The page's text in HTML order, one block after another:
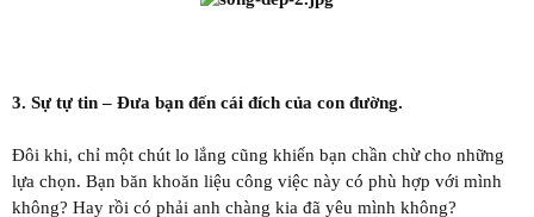
3. Sự tự tin – Đưa bạn đến cái đích của con đường.
Đôi khi, chỉ một chút lo lắng cũng khiến bạn chần chừ cho những
lựa chọn. Bạn băn khoăn liệu công việc này có phù hợp với mình
không? Hay rồi có phải anh chàng kia đã yêu mình không?